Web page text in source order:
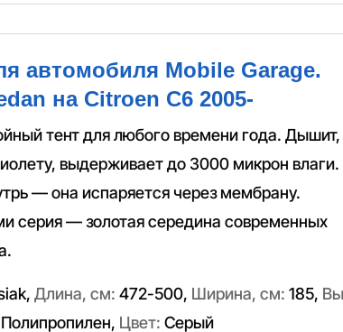
автомобиля Mobile Garage.
на Citroen C6 2005-
тент для любого времени года. Дышит,
выдерживает до 3000 микрон
— она испаряется через мембрану.
серия — золотая середина современных
, Длина, см: 472-500, Ширина, см: 185,
Полипропилен, Цвет: Серый